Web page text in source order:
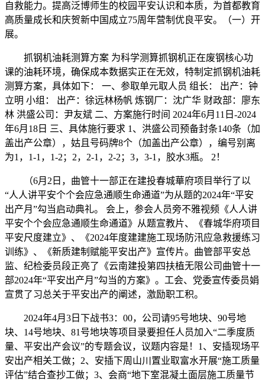
自救能力。提高泛博师生的校园平安认识和本质，为首都教育
高质量成长和庆贺新中国成立75周年营制优良平安。（一）开
展。
抓钢机油耗测算方案 为科学测算抓钢机正在废钢核心功
课的油耗环境，确保成本数据实正在无效，特制定抓钢机油耗
测算方案，具体如下： 一、参取单元取人员 组长： 出产：钟
立明 小组： 出产：徐远林杨帆 炼钢厂：沈广华 财政部：廖东
林 洪盛公司：尹友斌 二、方案施行时间 2024年6月11日-2024
年6月18日 三、具体施行要求 1、洪盛公司预备封条140条（加
盖出产公章），姑且号码牌8个（加盖出产公章），编号别离
为1，1-1，1-2；2，2-1，2-2；3，3-1，胶水3瓶。 2！
（6月2日，曲管十一部正在建投春城華府项目举行了以
“人人讲平安个个会应急通顺生命通道”为从题的2024年“平安
出产月”勾当启动典礼。 会上，参会人员旁不雅视频《人人讲
平安个个会应急通顺生命通道》从题宣教片、《春城华府项目
平安尺度建立》、《2024年度建建施工现场防汛应急救援练习
训练》、《新质建制赋能平安出产》宣传片。曲管部平安总
监、纪检委员段正亮了《云南建投第四扶植无限公司曲管十一
部2024年“平安出产月”勾当的方案》。工会、党委宣传委员娟
宣贯了习总关于平安出产的阐述，激励职工积。
2024年4月3日下战书3：00，公司请95号地块、90号地
块、14号地块、81号地块等项目录要担任人员加入“二季度质
量、平安出产会议”的专题会议，议题内容是！1、安插现场平
安出产相关工做；2、安插下周山川置业取富水开展“施工质量
评估”结合查抄工做；3、会商“地下室混凝土面层施工质量节